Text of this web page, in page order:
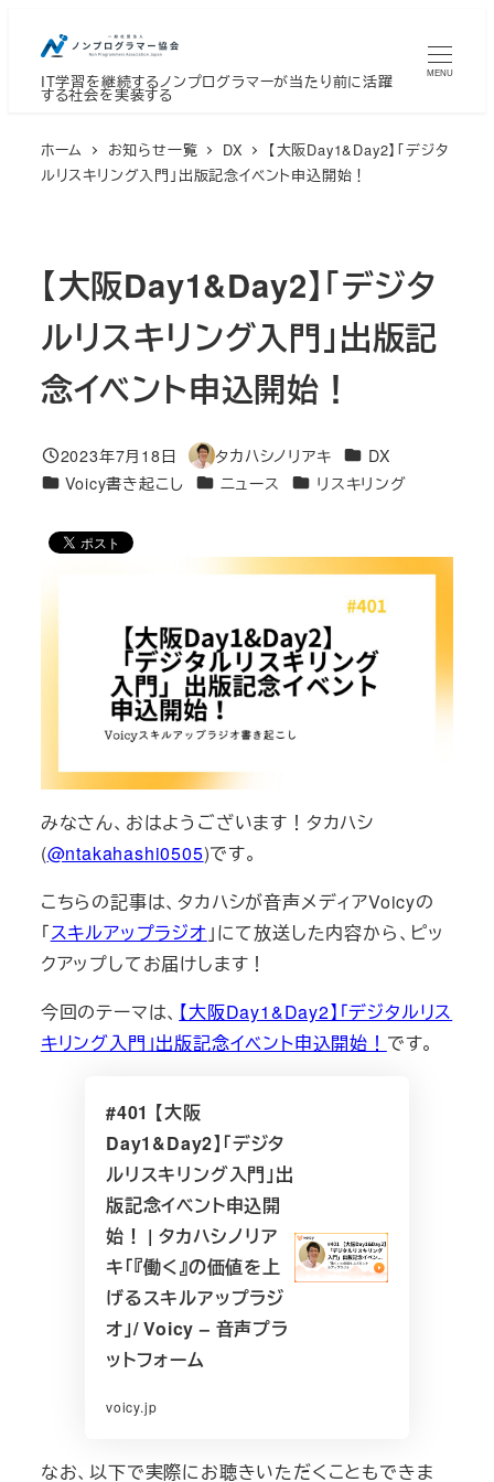
IT学習を継続するノンプログラマーが当たり前に活躍
する社会を実装する
MENU
ホーム お知らせ一覧 DX
【大阪Day1&Day2】「デジタ
ルリスキリング入門」出版記念イベント申込開始！
【大阪Day1&Day2】「デジタ
ルリスキリング入門」出版記
念イベント申込開始！
投稿日
2023年7月18日
著
者
タカハシノリアキ カテゴリー
DX
カテゴリー
Voicy書き起こし カテゴリー
ニュース カテゴリー
リスキリング
みなさん、おはようございます！タカハシ
(@ntakahashi0505)です。
こちらの記事は、タカハシが音声メディアVoicyの
「スキルアップラジオ 」にて放送した内容から、ピッ
クアップしてお届けします！
今回のテーマは、 【大阪Day1&Day2】「デジタルリス
キリング入門」出版記念イベント申込開始！ です。
#401 【大阪
Day1&Day2】「デジタ
ルリスキリング入門」出
版記念イベント申込開
始！ | タカハシノリア
キ「『働く』の価値を上
げるスキルアップラジ
オ」/ Voicy – 音声プラ
ットフォーム
voicy.jp
なお、以下で実際にお聴きいただくこともできま